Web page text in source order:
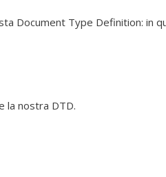
Document Type Definition: in
la nostra DTD.